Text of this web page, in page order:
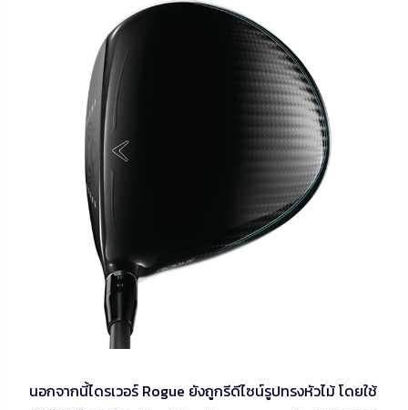
นอกจากนี้ไดรเวอร์ Rogue ยังถูกรีดีไซน์รูปทรงหัวไม้ โดยใช้